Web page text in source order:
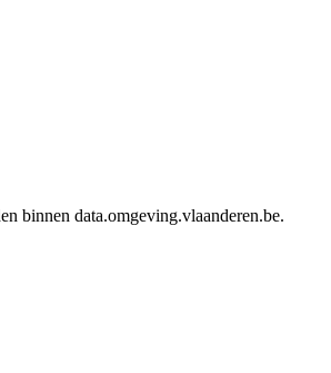
binnen data.omgeving.vlaanderen.be.